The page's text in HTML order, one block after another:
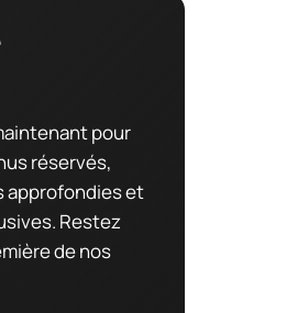
pour
réservés,
approfondies et
Restez
de nos